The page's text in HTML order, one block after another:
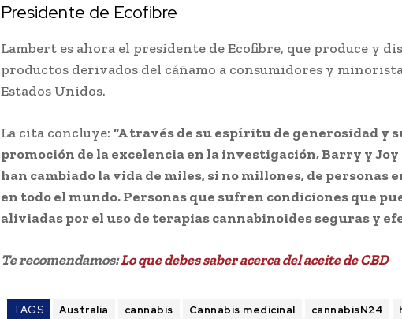
Presidente de Ecofibre
Lambert es ahora el presidente de Ecofibre, que produce y
productos derivados del cáñamo a consumidores y
Estados Unidos.
La cita concluye: “A través de su espíritu de generosidad y
promoción de la excelencia en la investigación, Barry y
han cambiado la vida de miles, si no millones, de personas
en todo el mundo. Personas que sufren condiciones que
aliviadas por el uso de terapias cannabinoides seguras y
Te recomendamos:Lo que debes saber acerca del aceite de CBD
TAGS Australia cannabis Cannabis medicinal cannabisN24